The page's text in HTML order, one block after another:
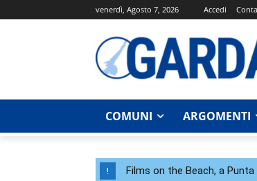
venerdì, Agosto 7, 2026 Accedi
COMUNI ARGOMENTI
! Films on the Beach, a